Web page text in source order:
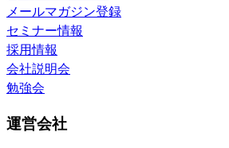
メールマガジン登録
セミナー情報
採用情報
会社説明会
勉強会
運営会社